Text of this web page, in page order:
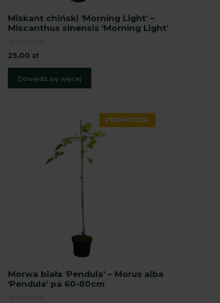
Miskant chiński ‘Morning Light’ –
Miscanthus sinensis ‘Morning Light’
0
z
25,00 zł
Dowiedz się więcej
PROMOCJA!
Morwa biała ‘Pendula’ – Morus alba
‘Pendula’ pa 60-80cm